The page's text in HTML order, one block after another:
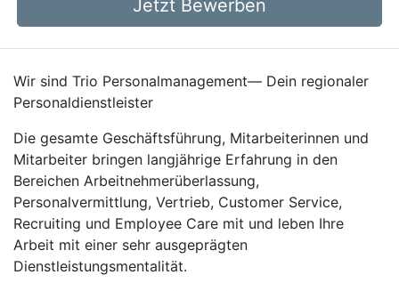
Jetzt Bewerben
Wir sind Trio Personalmanagement— Dein regionaler
Personaldienstleister
Die gesamte Geschäftsführung, Mitarbeiterinnen und
Mitarbeiter bringen langjährige Erfahrung in den
Bereichen Arbeitnehmerüberlassung,
Personalvermittlung, Vertrieb, Customer Service,
Recruiting und Employee Care mit und leben Ihre
Arbeit mit einer sehr ausgeprägten
Dienstleistungsmentalität.